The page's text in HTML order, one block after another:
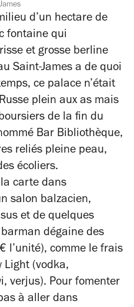
4
d’un hectare de
fontaine qui
et grosse berline
Saint-James a de quoi
ce palace n’était
plein aux as mais
de la fin du
Bar Bibliothèque,
reliés pleine peau,
écoliers.
carte dans
salon balzacien,
et de quelques
dégaine des
l’unité), comme le frais
Light (vodka,
verjus). Pour fomenter
à aller dans